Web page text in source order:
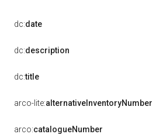
dc:date
dc:description
dc:title
arco-lite:alternativeInventoryNumber
arco:catalogueNumber